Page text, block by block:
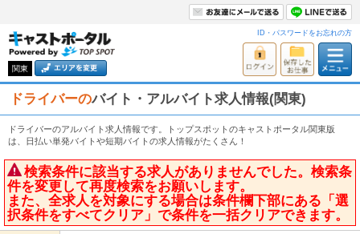
関東
ID・パスワードをお忘れの方
ドライバーのバイト・アルバイト求人情報(関東)
ドライバーのアルバイト求人情報です。トップスポットのキャストポータル関東版
は、日払い単発バイトや短期バイトの求人情報がたくさん！
検索条件に該当する求人がありませんでした。検索条
件を変更して再度検索をお願いします。
また、全求人を対象にする場合は条件欄下部にある「選
択条件をすべてクリア」で条件を一括クリアできます。